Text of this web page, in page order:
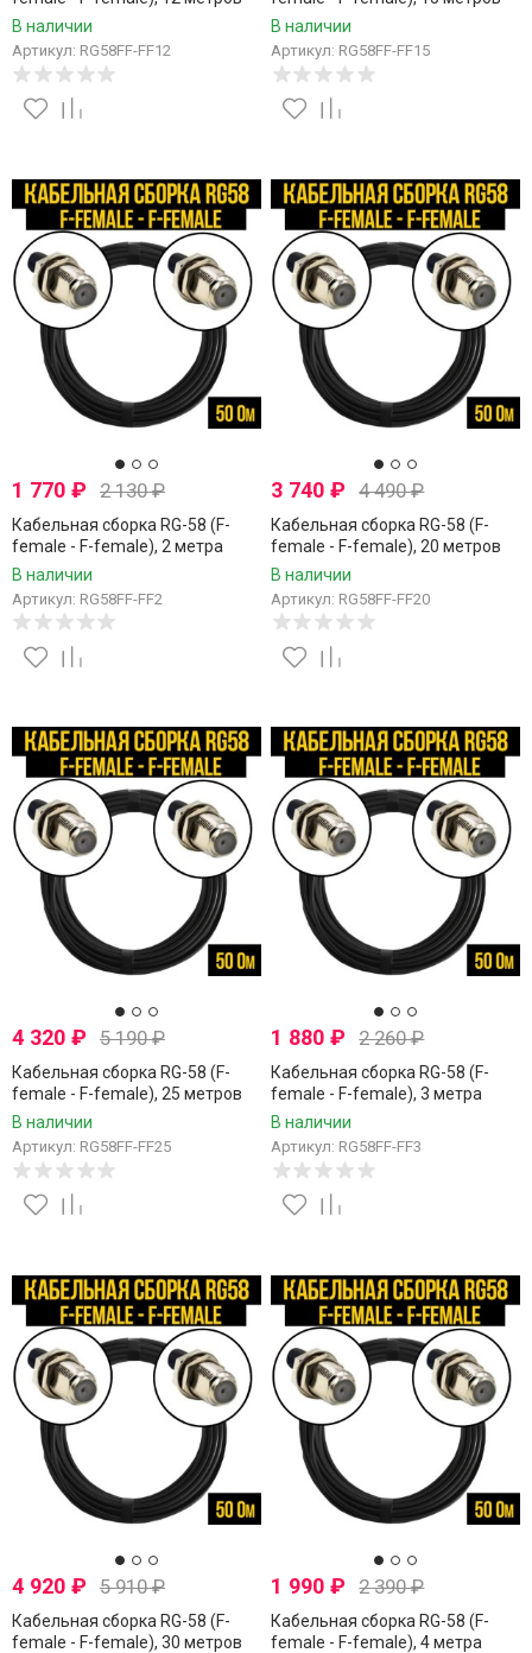
В наличии
Артикул: RG58FF-FF12
В наличии
Артикул: RG58FF-FF15
1 770 ₽ 2 130₽
Кабельная сборка RG-58 (F-
female - F-female), 2 метра
В наличии
Артикул: RG58FF-FF2
3 740₽ 4 490₽
Кабельная сборка RG-58 (F-
female - F-female), 20 метров
В наличии
Артикул: RG58FF-FF20
4 320 ₽ 5 190₽
Кабельная сборка RG-58 (F-
female - F-female), 25 метров
В наличии
Артикул: RG58FF-FF25
1 880₽ 2 260₽
Кабельная сборка RG-58 (F-
female - F-female), 3 метра
В наличии
Артикул: RG58FF-FF3
4 920 ₽ 5 910₽
Кабельная сборка RG-58 (F-
female - F-female), 30 метров
1 990₽ 2 390₽
Кабельная сборка RG-58 (F-
female - F-female), 4 метра